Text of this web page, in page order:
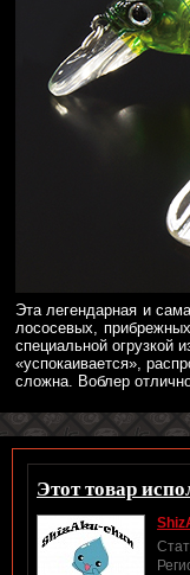
Эта легендарная и
лососевых,
специальной огрузкой
«успокаивается»,
сложна. Воблер
Этот товар